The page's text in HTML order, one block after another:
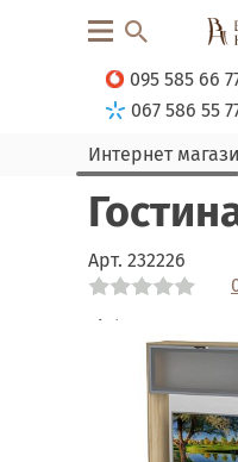
095 585 66
067 586 55
Интернет
Арт. 232226
Link
Link
Link
Link